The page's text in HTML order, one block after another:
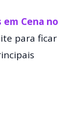
Cena no
para ficar